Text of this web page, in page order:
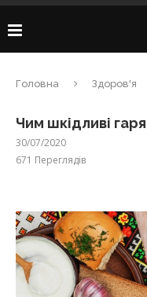
Головна Здоров'я
Чим шкідливі
30/07/2020
671 Переглядів